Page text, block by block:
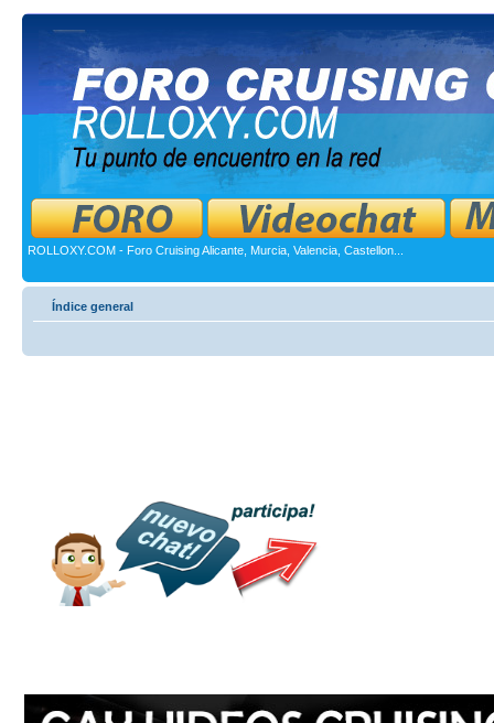
ROLLOXY.COM - Foro Cruising Alicante, Murcia, Valencia, Castellon...
Índice general